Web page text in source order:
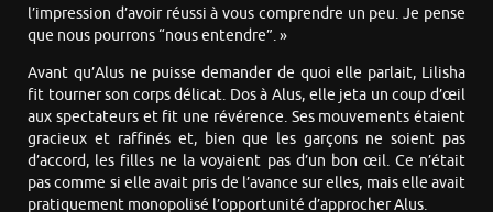
l’impression d’avoir réussi à vous comprendre un peu. Je pense
que nous pourrons “nous entendre”. »
Avant qu’Alus ne puisse demander de quoi elle parlait, Lilisha
fit tourner son corps délicat. Dos à Alus, elle jeta un coup d’œil
aux spectateurs et fit une révérence. Ses mouvements étaient
gracieux et raffinés et, bien que les garçons ne soient pas
d’accord, les filles ne la voyaient pas d’un bon œil. Ce n’était
pas comme si elle avait pris de l’avance sur elles, mais elle avait
pratiquement monopolisé l’opportunité d’approcher Alus.